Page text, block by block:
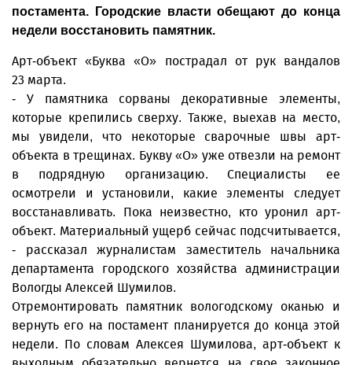
постамента. Городские власти обещают до конца
недели восстановить памятник.
Арт-объект «Буква «О» пострадал от рук вандалов
23 марта.
- У памятника сорваны декоративные элементы,
которые крепились сверху. Также, выехав на место,
мы увидели, что некоторые сварочные швы арт-
объекта в трещинах. Букву «О» уже отвезли на ремонт
в подрядную организацию. Специалисты ее
осмотрели и установили, какие элементы следует
восстанавливать. Пока неизвестно, кто уронил арт-
объект. Материальный ущерб сейчас подсчитывается,
- рассказал журналистам заместитель начальника
департамента городского хозяйства администрации
Вологды Алексей Шумилов.
Отремонтировать памятник вологодскому оканью и
вернуть его на постамент планируется до конца этой
недели. По словам Алексея Шумилова, арт-объект к